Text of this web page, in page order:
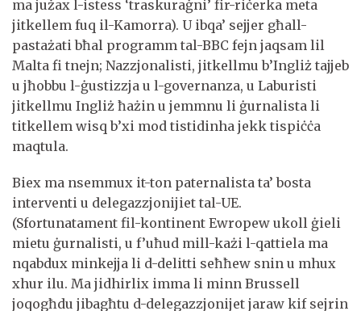
ma jużax l-istess ‘traskuraġni’ fir-riċerka meta
jitkellem fuq il-Kamorra). U ibqa’ sejjer għall-
pastażati bħal programm tal-BBC fejn jaqsam lil
Malta fi tnejn; Nazzjonalisti, jitkellmu b’Ingliż tajjeb
u jħobbu l-ġustizzja u l-governanza, u Laburisti
jitkellmu Ingliż ħażin u jemmnu li ġurnalista li
titkellem wisq b’xi mod tistidinha jekk tispiċċa
maqtula.
Biex ma nsemmux it-ton paternalista ta’ bosta
interventi u delegazzjonijiet tal-UE.
(Sfortunatament fil-kontinent Ewropew ukoll ġieli
mietu ġurnalisti, u f’uħud mill-każi l-qattiela ma
nqabdux minkejja li d-delitti seħħew snin u mhux
xhur ilu. Ma jidhirlix imma li minn Brussell
joqogħdu jibagħtu d-delegazzjonijet jaraw kif sejrin